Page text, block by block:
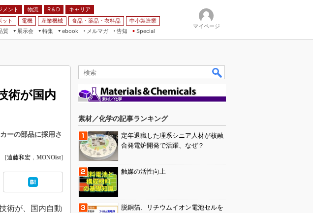
メント 物流 R＆D
キャリア
ット 電機 産業機械 食品・薬品・衣料品
中小製造業
質
展示会
特集
ebook
メルマガ
告知 Special
マイページ
術が国内
ーの部品に採用さ
[遠藤和宏 ， MONOist]
術が、国内自動
素材／化学の記事ランキング
定年退職した理系シニア人材が核融
合発電炉開発で活躍、なぜ？
触媒の活性向上
脱銅箔、リチウムイオン電池セルを